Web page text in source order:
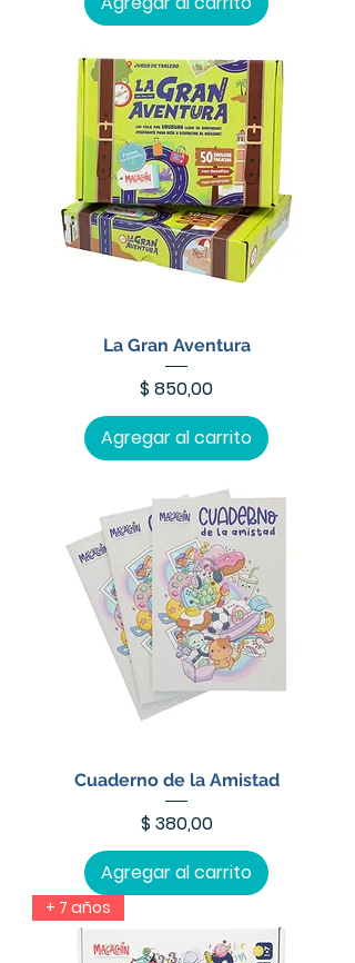
La Gran Aventura
Precio
$ 850,00
Agregar al carrito
Cuaderno de la Amistad
Precio
$ 380,00
Agregar al carrito
+ 7 años